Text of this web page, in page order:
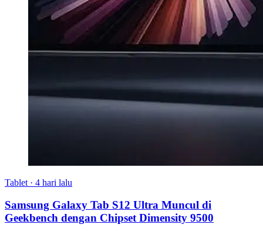
Tablet · 4 hari lalu
Samsung Galaxy Tab S12 Ultra Muncul di
Geekbench dengan Chipset Dimensity 9500